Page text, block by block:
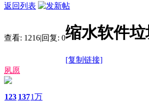
返回列表
查看: 1216|回复: 0缩水软件
[复制链接]
夙愿
123 1371万